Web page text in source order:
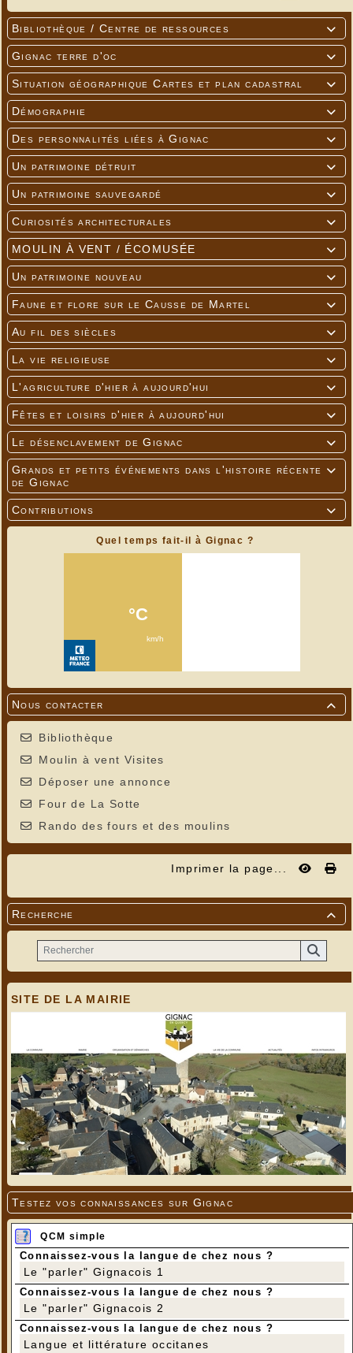

Bibliothèque / Centre de ressources

Gignac terre d'oc

Situation géographique Cartes et plan cadastral

Démographie

Des personnalités liées à Gignac

Un patrimoine détruit

Un patrimoine sauvegardé

Curiosités architecturales

MOULIN À VENT / ÉCOMUSÉE

Un patrimoine nouveau

Faune et flore sur le Causse de Martel

Au fil des siècles

La vie religieuse

L'agriculture d'hier à aujourd'hui

Fêtes et loisirs d'hier à aujourd'hui

Le désenclavement de Gignac

Grands et petits événements dans l'histoire récente
de Gignac

Contributions
Quel temps fait-il à Gignac ?

Nous contacter
Bibliothèque
Moulin à vent Visites
Déposer une annonce
Four de La Sotte
Rando des fours et des moulins
Imprimer la page...

Recherche
SITE DE LA MAIRIE
Testez vos connaissances sur Gignac
QCM simple
Connaissez-vous la langue de chez nous ?
Le "parler" Gignacois 1
Connaissez-vous la langue de chez nous ?
Le "parler" Gignacois 2
Connaissez-vous la langue de chez nous ?
Langue et littérature occitanes